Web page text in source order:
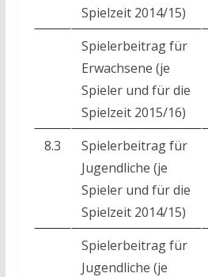
Spielzeit 2014/15)
Spielerbeitrag für
Erwachsene (je
Spieler und für die
Spielzeit 2015/16)
8.3
Spielerbeitrag für
Jugendliche (je
Spieler und für die
Spielzeit 2014/15)
Spielerbeitrag für
Jugendliche (je